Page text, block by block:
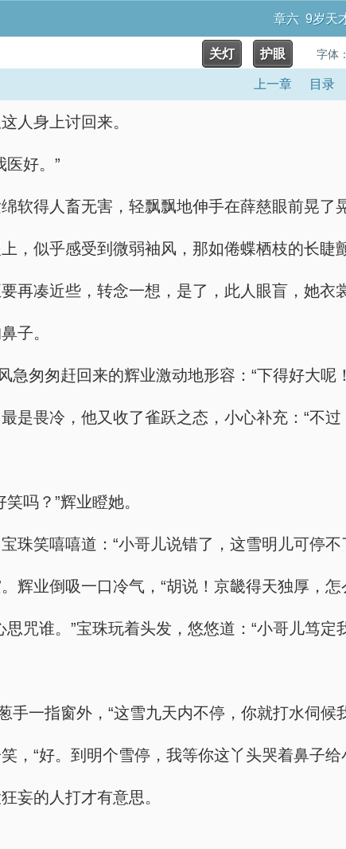
章六 9岁天
关灯 护眼 字体：
上一章 目录
人身上讨回来。
医好。”
软得人畜无害，轻飘飘地伸手在薛慈眼前晃了
，似乎感受到微弱袖风，那如倦蝶栖枝的长睫
再凑近些，转念一想，是了，此人眼盲，她衣
子。
急匆匆赶回来的辉业激动地形容：“下得好大呢
是畏冷，他又收了雀跃之态，小心补充：“不
吗？”辉业瞪她。
珠笑嘻嘻道：“小哥儿说错了，这雪明儿可停
辉业倒吸一口冷气，“胡说！京畿得天独厚，
咒谁。”宝珠玩着头发，悠悠道：“小哥儿笃定
一指窗外，“这雪九天内不停，你就打水伺候
，“好。到明个雪停，我等你这丫头哭着鼻子给
妄的人打才有意思。